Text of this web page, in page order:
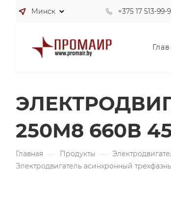
Минск +375 17 513-99-
250M8 660В
Главная — Продукты —
Электродвигатель асинхронный